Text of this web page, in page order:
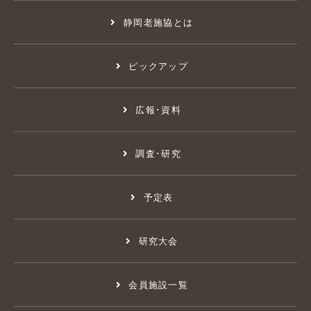
静岡老施協とは
ピックアップ
広報･資料
調査･研究
予定表
研究大会
会員施設一覧